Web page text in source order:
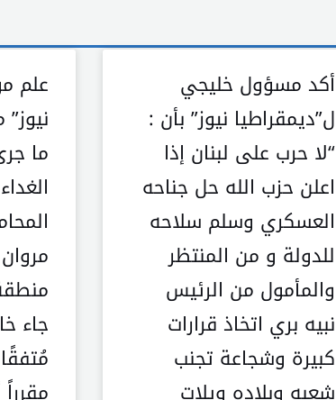
أكد مسؤول خليجي
ل”ديمقراطيا نيوز” بأن :
“لا حرب على لبنان إذا
اعلن حزب الله حل جناحه
العسكري وسلم سلاحه
للدولة و من المنتظر
والمأمول من الرئيس
نبيه بري اتخاذ قرارات
كبيرة وشجاعة تجنب
شعبه وبلاده ويلات
علم
ما
جاء